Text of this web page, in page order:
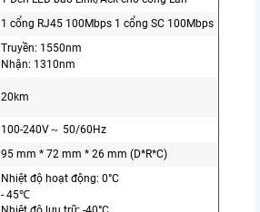
1 cổng RJ45 100Mbps 1 cổng SC 100Mbps
Truyền: 1550nm
Nhận: 1310nm
20km
100-240V～ 50/60Hz
95 mm * 72 mm * 26 mm (D*R*C)
Nhiệt độ hoạt động: 0°C
- 45℃